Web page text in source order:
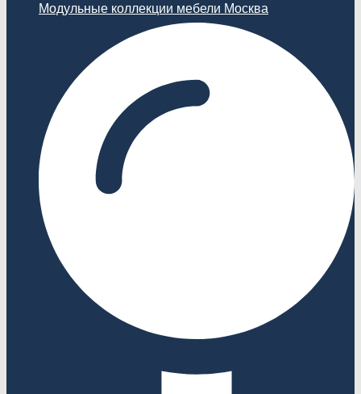
Модульные коллекции мебели Москва